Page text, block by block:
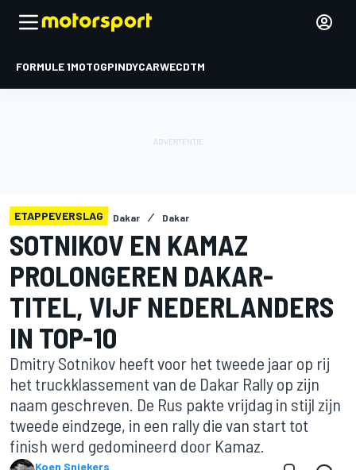
FORMULE 1MOTOGPINDYCARWECDTM
ETAPPEVERSLAG Dakar Dakar
SOTNIKOV EN KAMAZ
PROLONGEREN DAKAR-
TITEL, VIJF NEDERLANDERS
IN TOP-10
Dmitry Sotnikov heeft voor het tweede jaar op rij
het truckklassement van de Dakar Rally op zijn
naam geschreven. De Rus pakte vrijdag in stijl zijn
tweede eindzege, in een rally die van start tot
finish werd gedomineerd door Kamaz.
Koen Sniekers